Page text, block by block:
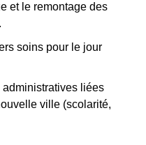
et le remontage des
soins pour le jour
administratives liées
ville (scolarité,